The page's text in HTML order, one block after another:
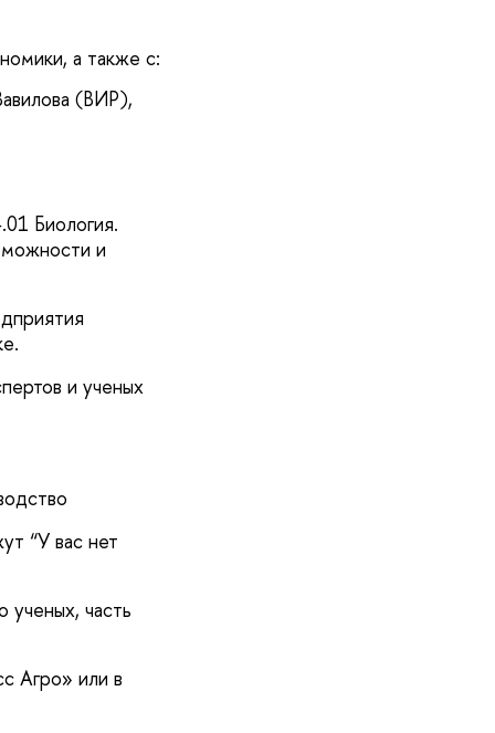
а также с:
(ВИР),
Биология.
и
и ученых
“У вас нет
часть
Агро» или в